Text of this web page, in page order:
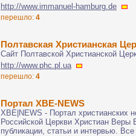
http://www.immanuel-hamburg.de
перешло: 4
Полтавская Христианская
Сайт Полтавской Христианской
http://www.phc.pl.ua
перешло: 4
Портал ХВЕ-NEWS
ХВЕ|NEWS - Портал христианских
Российской Церкви Христиан Веры
публикации, статьи и интервью.